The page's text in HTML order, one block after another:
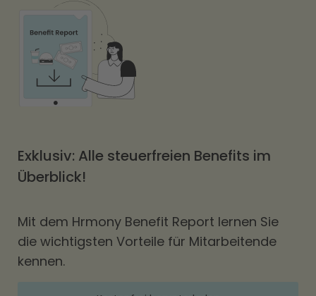
Exklusiv: Alle steuerfreien Benefits im
Überblick!
Mit dem Hrmony Benefit Report lernen Sie
die wichtigsten Vorteile für Mitarbeitende
kennen.